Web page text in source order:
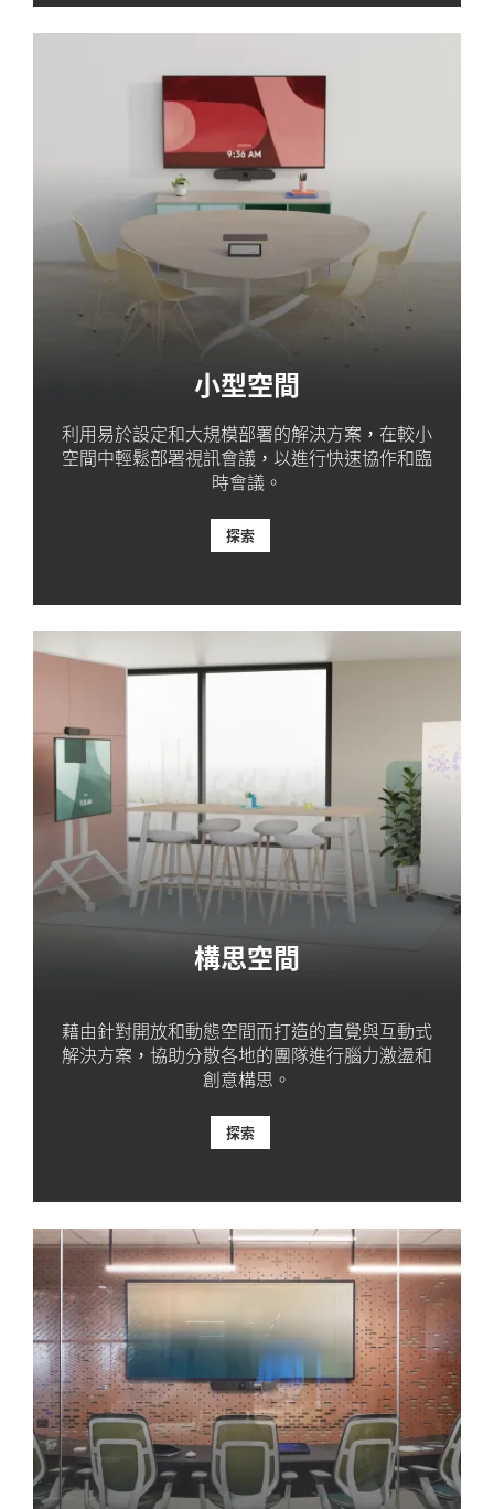
小型空間
利用易於設定和大規模部署的解決方案，在較小
空間中輕鬆部署視訊會議，以進行快速協作和臨
時會議。
探索
構思空間
藉由針對開放和動態空間而打造的直覺與互動式
解決方案，協助分散各地的團隊進行腦力激盪和
創意構思。
探索